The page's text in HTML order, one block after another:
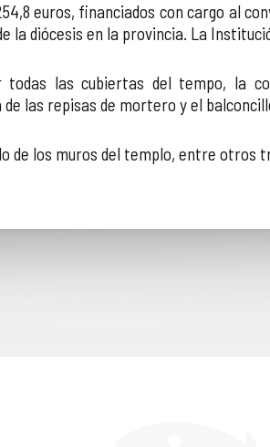
euros, financiados con cargo al
diócesis en la provincia. La
las cubiertas del tempo, la
las repisas de mortero y el
de los muros del templo, entre otros